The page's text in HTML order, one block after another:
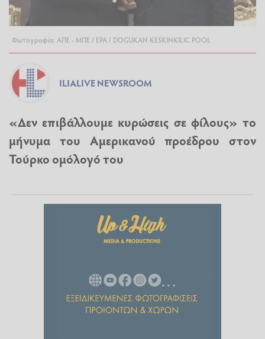
Φωτογραφία: ΑΠΕ - ΜΠΕ / EPA / DOGUKAN KESKINKILIC POOL
ILIALIVE NEWSROOM
«Δεν επιβάλλουμε κυρώσεις σε φίλους» το
μήνυμα του Αμερικανού προέδρου στον
Τούρκο ομόλογό του